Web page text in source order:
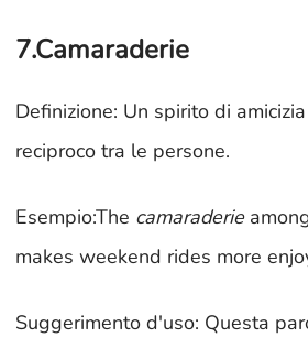
7.Camaraderie
Definizione: Un spirito di
reciproco tra le persone.
Esempio:The camaraderie
makes weekend rides more
Suggerimento d'uso: Questa